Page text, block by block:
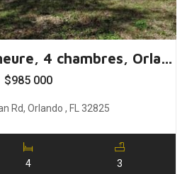
Charmante demeure, 4 chambres, Orlando, Floride, USA
$985 000
Rd, Orlando , FL 32825
4 3